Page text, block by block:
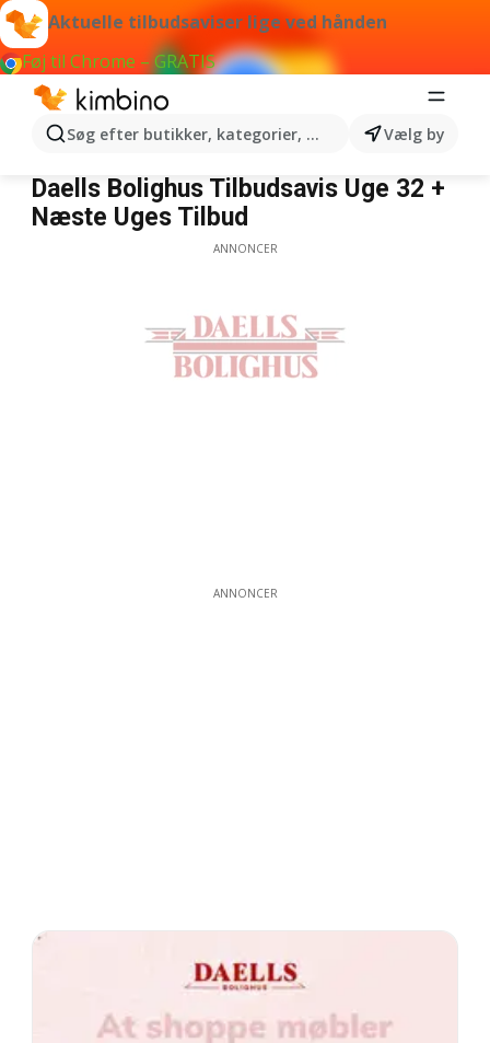
Aktuelle tilbudsaviser lige ved hånden
Føj til Chrome – GRATIS
Søg efter butikker, kategorier, produkter...Vælg by
Daells Bolighus
Daells Bolighus Tilbudsavis Uge 32 +
Næste Uges Tilbud
ANNONCER
ANNONCER